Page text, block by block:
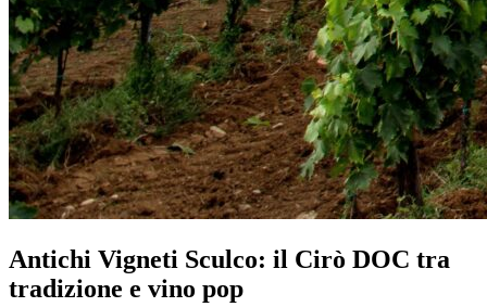
Antichi Vigneti Sculco: il Cirò DOC tra
tradizione e vino pop